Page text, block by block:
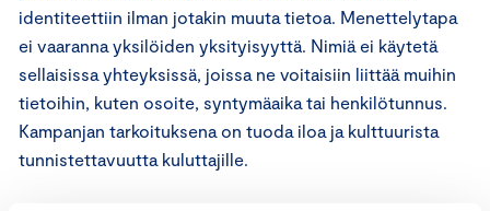
identiteettiin ilman jotakin muuta tietoa. Menettelytapa
ei vaaranna yksilöiden yksityisyyttä. Nimiä ei käytetä
sellaisissa yhteyksissä, joissa ne voitaisiin liittää muihin
tietoihin, kuten osoite, syntymäaika tai henkilötunnus.
Kampanjan tarkoituksena on tuoda iloa ja kulttuurista
tunnistettavuutta kuluttajille.